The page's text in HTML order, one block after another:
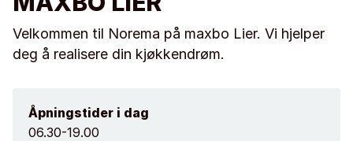
Velkommen til Norema på maxbo Lier. Vi hjelper
deg å realisere din kjøkkendrøm.
Åpningstider i dag
06.30-19.00